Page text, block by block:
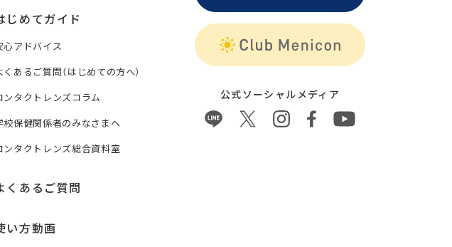
じめてガイド
心アドバイス
くあるご質問（はじめての方へ）
ンタクトレンズコラム
校保健関係者のみなさまへ
ンタクトレンズ総合資料室
くあるご質問
い方動画
公式ソーシャルメディア